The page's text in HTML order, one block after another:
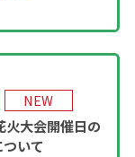
NEW
火大会開催日の
いて